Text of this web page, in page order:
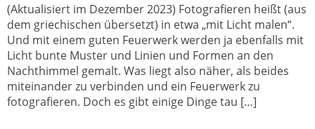
(Aktualisiert im Dezember 2023) Fotografieren heißt (aus
dem griechischen übersetzt) in etwa „mit Licht malen“.
Und mit einem guten Feuerwerk werden ja ebenfalls mit
Licht bunte Muster und Linien und Formen an den
Nachthimmel gemalt. Was liegt also näher, als beides
miteinander zu verbinden und ein Feuerwerk zu
fotografieren. Doch es gibt einige Dinge tau […]